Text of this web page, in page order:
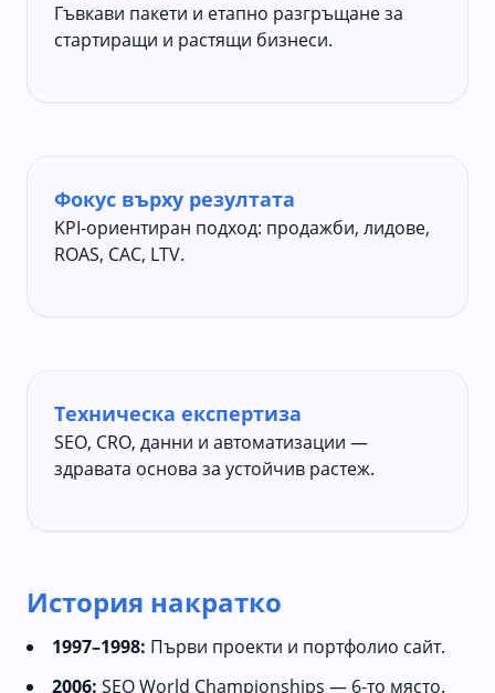
Гъвкави пакети и етапно разгръщане за
стартиращи и растящи бизнеси.
Фокус върху резултата
KPI-ориентиран подход: продажби, лидове,
ROAS, CAC, LTV.
Техническа експертиза
SEO, CRO, данни и автоматизации —
здравата основа за устойчив растеж.
История накратко
1997–1998: Първи проекти и портфолио сайт.
2006: SEO World Championships — 6-то място.